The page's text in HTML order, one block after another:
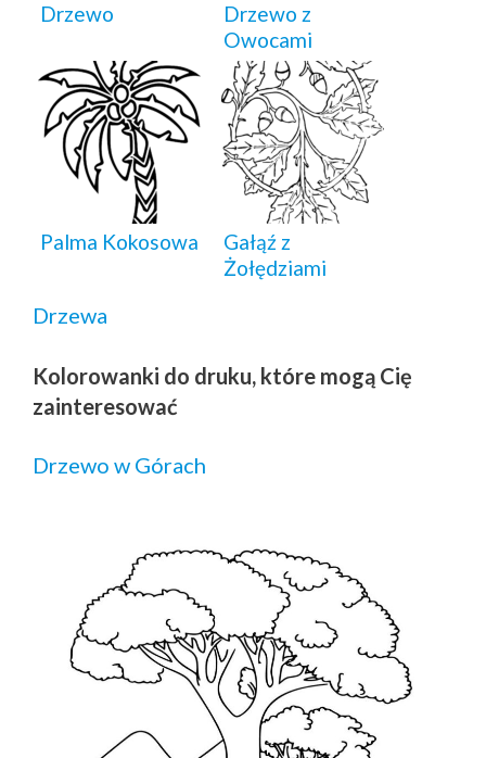
Drzewo
Drzewo z
Owocami
Palma Kokosowa
Gałąź z
Żołędziami
Drzewa
Kolorowanki do druku, które mogą Cię
zainteresować
Drzewo w Górach